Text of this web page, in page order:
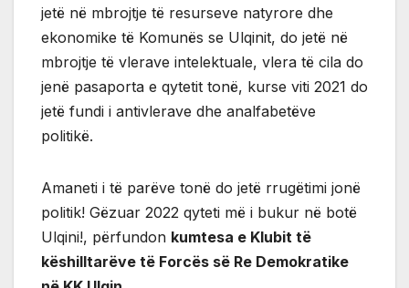
jetë në mbrojtje të resurseve natyrore dhe
ekonomike të Komunës se Ulqinit, do jetë në
mbrojtje të vlerave intelektuale, vlera të cila do
jenë pasaporta e qytetit tonë, kurse viti 2021 do
jetë fundi i antivlerave dhe analfabetëve
politikë.
Amaneti i të parëve tonë do jetë rrugëtimi jonë
politik! Gëzuar 2022 qyteti më i bukur në botë
Ulqini!, përfundon kumtesa e Klubit të
këshilltarëve të Forcës së Re Demokratike